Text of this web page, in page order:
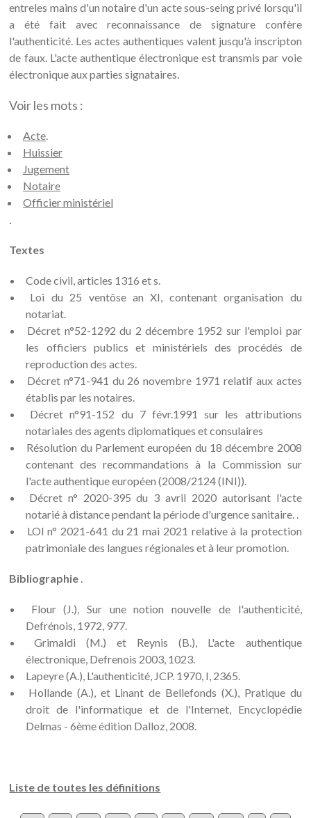
entreles mains d'un notaire d'un acte sous-seing privé lorsqu'il
a été fait avec reconnaissance de signature confère
l'authenticité. Les actes authentiques valent jusqu'à inscripton
de faux. L'acte authentique électronique est transmis par voie
électronique aux parties signataires.
Voir les mots :
Acte.
Huissier
Jugement
Notaire
Officier ministériel
.
Textes
Code civil, articles 1316 et s.
Loi du 25 ventôse an XI, contenant organisation du
notariat.
Décret n°52-1292 du 2 décembre 1952 sur l'emploi par
les officiers publics et ministériels des procédés de
reproduction des actes.
Décret n°71-941 du 26 novembre 1971 relatif aux actes
établis par les notaires.
Décret n°91-152 du 7 févr.1991 sur les attributions
notariales des agents diplomatiques et consulaires
Résolution du Parlement européen du 18 décembre 2008
contenant des recommandations à la Commission sur
l'acte authentique européen (2008/2124 (INI)).
Décret n° 2020-395 du 3 avril 2020 autorisant l'acte
notarié à distance pendant la période d'urgence sanitaire. .
LOI n° 2021-641 du 21 mai 2021 relative à la protection
patrimoniale des langues régionales et à leur promotion.
Bibliographie .
Flour (J.), Sur une notion nouvelle de l'authenticité,
Defrénois, 1972, 977.
Grimaldi (M.) et Reynis (B.), L'acte authentique
électronique, Defrenois 2003, 1023.
Lapeyre (A.), L'authenticité, JCP. 1970, I, 2365.
Hollande (A.), et Linant de Bellefonds (X.), Pratique du
droit de l'informatique et de l'Internet, Encyclopédie
Delmas - 6ème édition Dalloz, 2008.
Liste de toutes les définitions